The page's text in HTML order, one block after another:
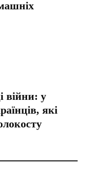
війни: у
які